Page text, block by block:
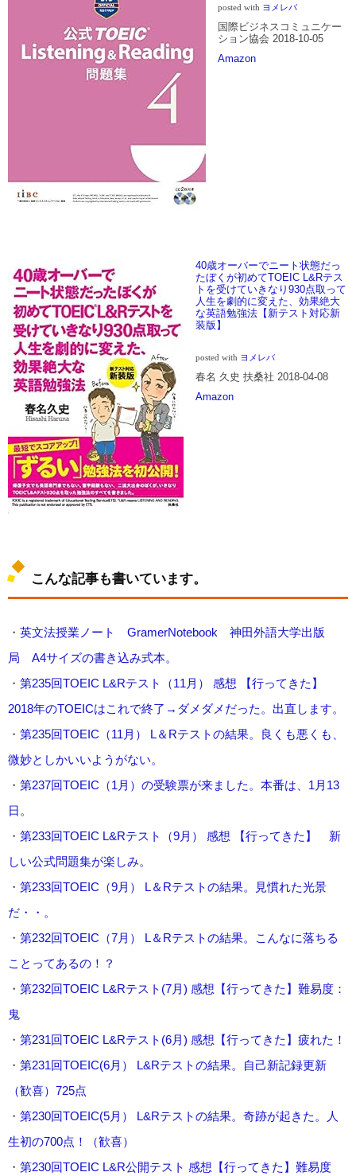
posted with ヨメレバ
国際ビジネスコミュニケー
ション協会 2018-10-05
Amazon
40歳オーバーでニート状態だっ
たぼくが初めてTOEIC L&Rテス
トを受けていきなり930点取って
人生を劇的に変えた、効果絶大
な英語勉強法【新テスト対応新
装版】
posted with ヨメレバ
春名 久史 扶桑社 2018-04-08
Amazon
こんな記事も書いています。
・ 英文法授業ノート GramerNotebook 神田外語大学出版
局 A4サイズの書き込み式本。
・ 第235回TOEIC L&Rテスト（11月） 感想 【行ってきた】
2018年のTOEICはこれで終了→ダメダメだった。出直します。
・ 第235回TOEIC（11月） L＆Rテストの結果。良くも悪くも、
微妙としかいいようがない。
・ 第237回TOEIC（1月）の受験票が来ました。本番は、1月13
日。
・ 第233回TOEIC L&Rテスト（9月） 感想 【行ってきた】 新
しい公式問題集が楽しみ。
・ 第233回TOEIC（9月） L＆Rテストの結果。見慣れた光景
だ・・。
・ 第232回TOEIC（7月） L＆Rテストの結果。こんなに落ちる
ことってあるの！？
・ 第232回TOEIC L&Rテスト(7月) 感想【行ってきた】難易度：
鬼
・ 第231回TOEIC L&Rテスト(6月) 感想【行ってきた】疲れた！
・ 第231回TOEIC(6月） L&Rテストの結果。自己新記録更新
（歓喜）725点
・ 第230回TOEIC(5月） L&Rテストの結果。奇跡が起きた。人
生初の700点！（歓喜）
・ 第230回TOEIC L&R公開テスト 感想【行ってきた】難易度